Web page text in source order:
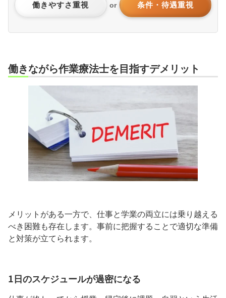
働きやすさ重視 or 条件・待遇重視
働きながら作業療法士を目指すデメリット
メリットがある一方で、仕事と学業の両立には乗り越える
べき困難も存在します。事前に把握することで適切な準備
と対策が立てられます。
1日のスケジュールが過密になる